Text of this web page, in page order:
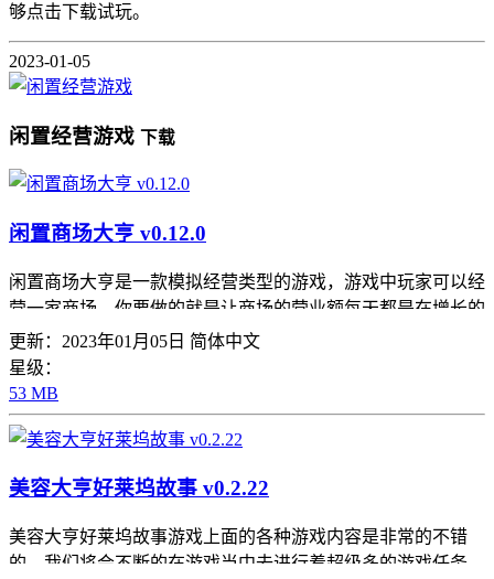
够点击下载试玩。
2023-01-05
闲置经营游戏 下载
闲置商场大亨 v0.12.0
闲置商场大亨是一款模拟经营类型的游戏，游戏中玩家可以经
营一家商场，你要做的就是让商场的营业额每天都是在增长的
状态，画面感虽然是很简约的，但是你可以很好的去帮助自己
的商场有一个很好的规划，可以有很多的玩法和模式，不断的
去升级，让自己的商场规模越做越大，感兴趣的可以来尝试。
更新：2023年01月05日 简体中文
星级：
53 MB
美容大亨好莱坞故事 v0.2.22
美容大亨好莱坞故事游戏上面的各种游戏内容是非常的不错
的，我们将会不断的在游戏当中去进行着超级多的游戏任务，